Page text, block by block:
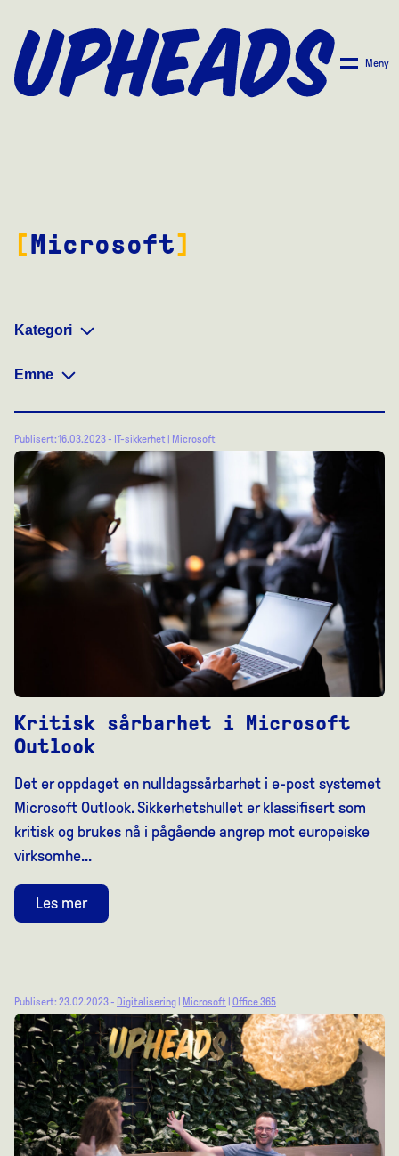
MAIN
CONTENT
Meny
Microsoft
Kategori
Emne
Publisert: 16.03.2023 - IT-sikkerhet Microsoft
Kritisk sårbarhet i Microsoft
Outlook
Det er oppdaget en nulldagssårbarhet i e-post systemet
Microsoft Outlook. Sikkerhetshullet er klassifisert som
kritisk og brukes nå i pågående angrep mot europeiske
virksomhe...
Les mer
Publisert: 23.02.2023 - Digitalisering Microsoft Office 365